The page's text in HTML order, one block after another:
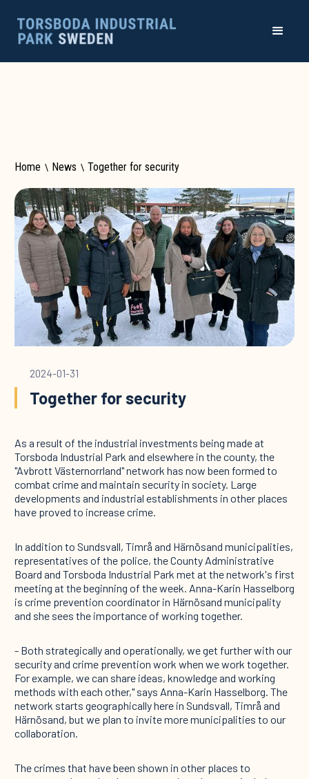
Home \ News \ Together for security
2024-01-31
Together for security
As a result of the industrial investments being made at
Torsboda Industrial Park and elsewhere in the county, the
"Avbrott Västernorrland" network has now been formed to
combat crime and maintain security in society. Large
developments and industrial establishments in other places
have proved to increase crime.
In addition to Sundsvall, Timrå and Härnösand municipalities,
representatives of the police, the County Administrative
Board and Torsboda Industrial Park met at the network's first
meeting at the beginning of the week. Anna-Karin Hasselborg
is crime prevention coordinator in Härnösand municipality
and she sees the importance of working together.
- Both strategically and operationally, we get further with our
security and crime prevention work when we work together.
For example, we can share ideas, knowledge and working
methods with each other," says Anna-Karin Hasselborg. The
network starts geographically here in Sundsvall, Timrå and
Härnösand, but we plan to invite more municipalities to our
collaboration.
The crimes that have been shown in other places to